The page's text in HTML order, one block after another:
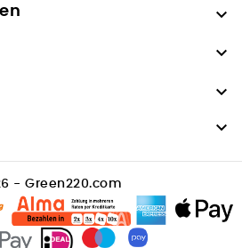




- Green220.com